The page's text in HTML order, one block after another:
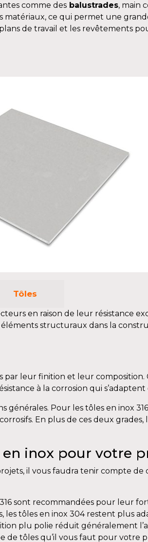
comme des balustrades, main
ce qui permet une
de travail et les revêtements
Tôles
en raison de leur résistance
structuraux dans la
par leur finition et leur composition.
à la corrosion qui
Pour les tôles en inox
En plus de ces deux
inox pour votre
il vous faudra tenir compte
sont recommandées pour leur
tôles en inox 304 restent plus
plu polie réduit généralement
tôles qu’il vous faut pour votre